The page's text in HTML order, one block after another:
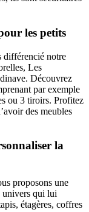
les petits
différencié notre
Les
Découvrez
par exemple
ou 3 tiroirs. Profitez
des meubles
la
proposons une
univers qui lui
étagères, coffres